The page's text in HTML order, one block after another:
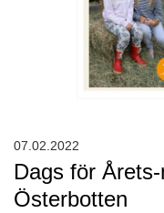
Dags för
Österbotten
07.02.2022